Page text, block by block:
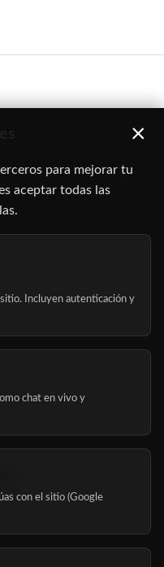
×
para mejorar tu
aceptar todas las
Incluyen autenticación y
chat en vivo y
con el sitio (Google